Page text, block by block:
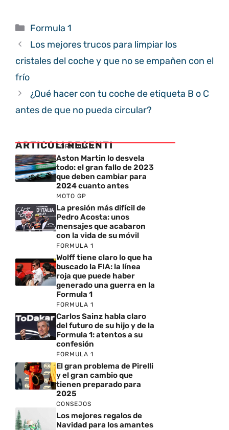
Categorías
Formula 1
Los mejores trucos para limpiar los
cristales del coche y que no se empañen con el
frío
¿Qué hacer con tu coche de etiqueta B o C
antes de que no pueda circular?
ARTICOLI RECENTI
FORMULA 1
Aston Martin lo desvela
todo: el gran fallo de 2023
que deben cambiar para
2024 cuanto antes
MOTO GP
La presión más difícil de
Pedro Acosta: unos
mensajes que acabaron
con la vida de su móvil
FORMULA 1
Wolff tiene claro lo que ha
buscado la FIA: la línea
roja que puede haber
generado una guerra en la
Formula 1
FORMULA 1
Carlos Sainz habla claro
del futuro de su hijo y de la
Formula 1: atentos a su
confesión
FORMULA 1
El gran problema de Pirelli
y el gran cambio que
tienen preparado para
2025
CONSEJOS
Los mejores regalos de
Navidad para los amantes